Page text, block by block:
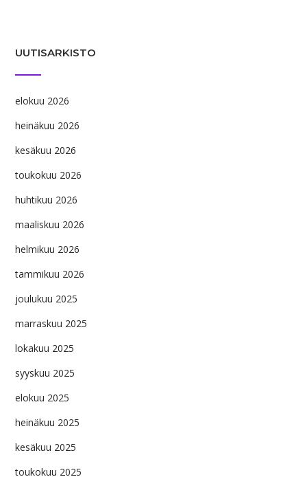
UUTISARKISTO
elokuu 2026
heinäkuu 2026
kesäkuu 2026
toukokuu 2026
huhtikuu 2026
maaliskuu 2026
helmikuu 2026
tammikuu 2026
joulukuu 2025
marraskuu 2025
lokakuu 2025
syyskuu 2025
elokuu 2025
heinäkuu 2025
kesäkuu 2025
toukokuu 2025